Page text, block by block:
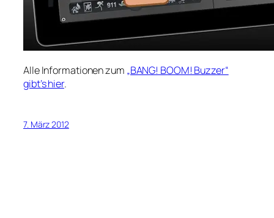
Alle Informationen zum „BANG! BOOM! Buzzer“
gibt’s hier.
7. März 2012